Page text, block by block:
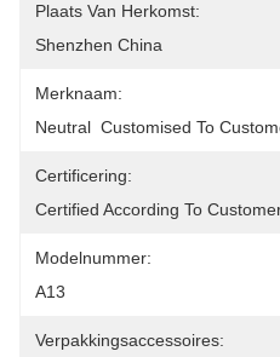
Plaats Van Herkomst:
Shenzhen China
Merknaam:
Neutral  Customised To
Certificering:
Certified According To
Modelnummer:
A13
Verpakkingsaccessoires: